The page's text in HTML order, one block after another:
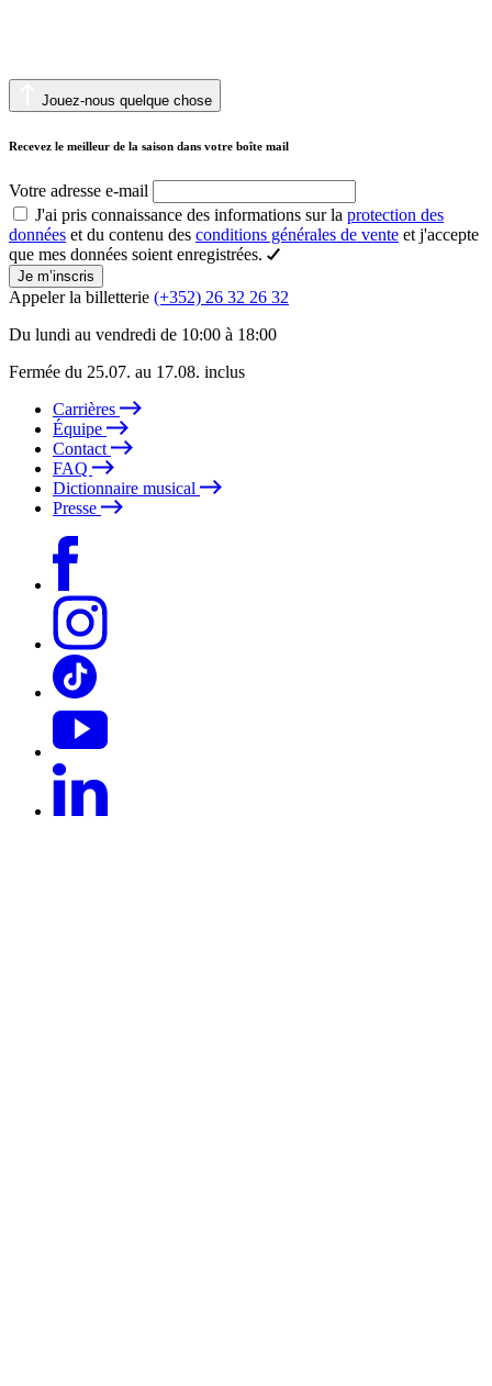
Jouez-nous quelque chose
Recevez le meilleur de la saison dans votre boîte mail
Votre adresse e-mail
J'ai pris connaissance des informations sur la protection des
données et du contenu des conditions générales de vente et j'accepte
que mes données soient enregistrées.
Je m’inscris
Appeler la billetterie (+352) 26 32 26 32
Du lundi au vendredi de 10:00 à 18:00
Fermée du 25.07. au 17.08. inclus
Carrières
Équipe
Contact
FAQ
Dictionnaire musical
Presse